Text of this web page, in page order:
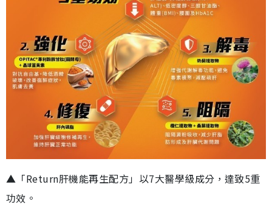
▲「Return肝機能再生配方」以7大醫學級成分，達致5重
功效。